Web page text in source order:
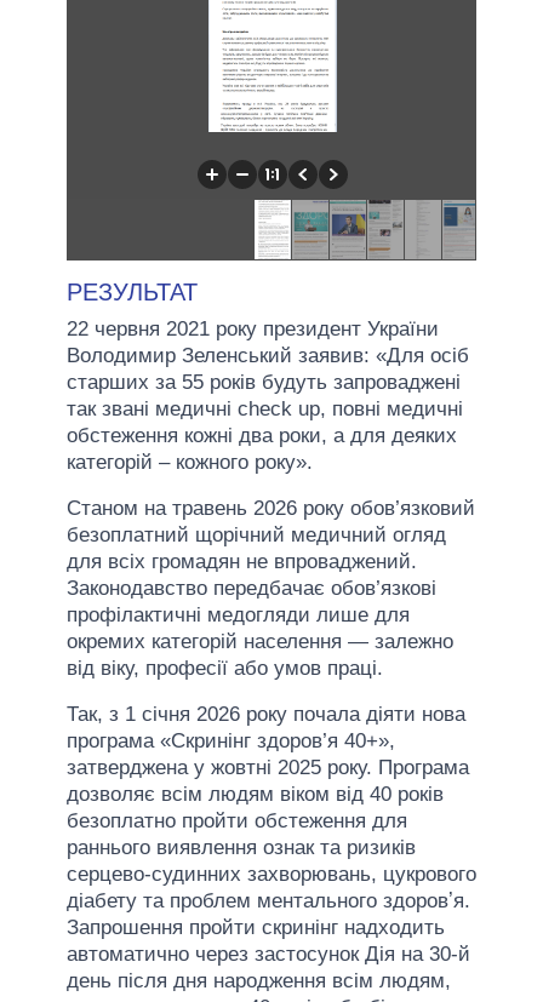
РЕЗУЛЬТАТ
22 червня 2021 року президент України
Володимир Зеленський заявив: «Для осіб
старших за 55 років будуть запроваджені
так звані медичні check up, повні медичні
обстеження кожні два роки, а для деяких
категорій – кожного року».
Станом на травень 2026 року обов’язковий
безоплатний щорічний медичний огляд
для всіх громадян не впроваджений.
Законодавство передбачає обов’язкові
профілактичні медогляди лише для
окремих категорій населення — залежно
від віку, професії або умов праці.
Так, з 1 січня 2026 року почала діяти нова
програма «Скринінг здоров’я 40+»,
затверджена у жовтні 2025 року. Програма
дозволяє всім людям віком від 40 років
безоплатно пройти обстеження для
раннього виявлення ознак та ризиків
серцево-судинних захворювань, цукрового
діабету та проблем ментального здоровʼя.
Запрошення пройти скринінг надходить
автоматично через застосунок Дія на 30-й
день після дня народження всім людям,